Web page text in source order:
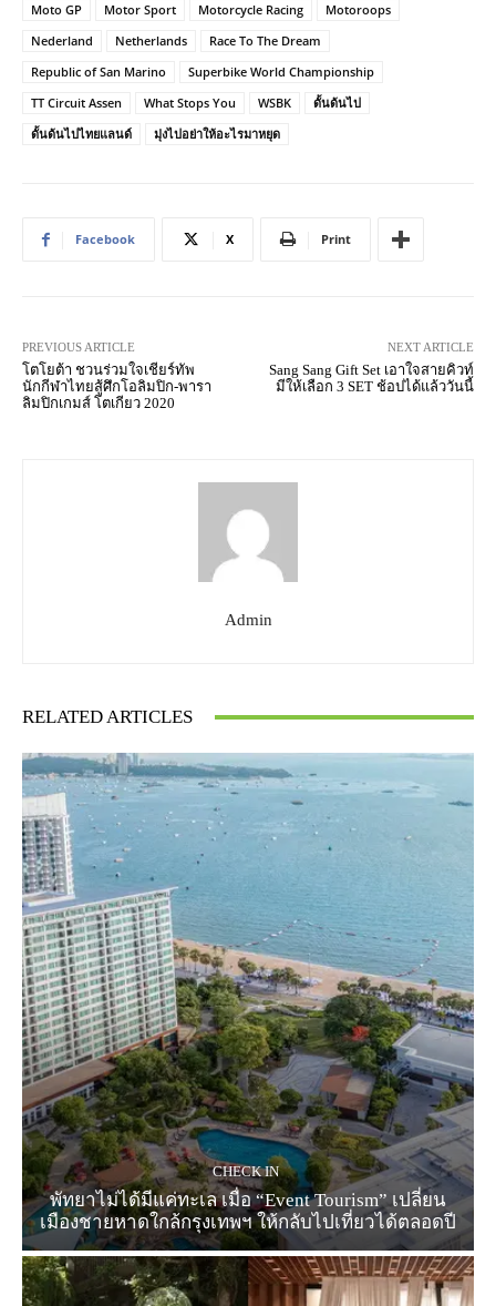
Moto GP
Motor Sport Motorcycle Racing
Motoroops
Nederland
Netherlands
Race To The Dream
Republic of San Marino
Superbike World Championship
TT Circuit Assen
What Stops You WSBK
ดั้นด้นไป
ดั้นด้นไปไทยแลนด์
มุ่งไปอย่าให้อะไรมาหยุด
Facebook X Print
PREVIOUS ARTICLE
โตโยต้า ชวนร่วมใจเชียร์ทัพ
นักกีฬาไทยสู้ศึกโอลิมปิก-พารา
ลิมปิกเกมส์ โตเกียว 2020
NEXT ARTICLE
Sang Sang Gift Set เอาใจสายคิวท์
มีให้เลือก 3 SET ช้อปได้แล้ววันนี้
Admin
RELATED ARTICLES
CHECK IN
พัทยาไม่ได้มีแค่ทะเล เมื่อ “Event Tourism” เปลี่ยน
เมืองชายหาดใกล้กรุงเทพฯ ให้กลับไปเที่ยวได้ตลอดปี